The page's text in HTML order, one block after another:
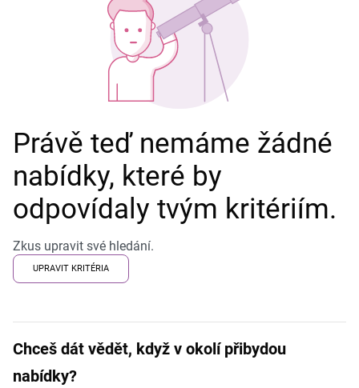
Právě teď nemáme žádné
nabídky, které by
odpovídaly tvým kritériím.
Zkus upravit své hledání.
UPRAVIT KRITÉRIA
Chceš dát vědět, když v okolí přibydou
nabídky?